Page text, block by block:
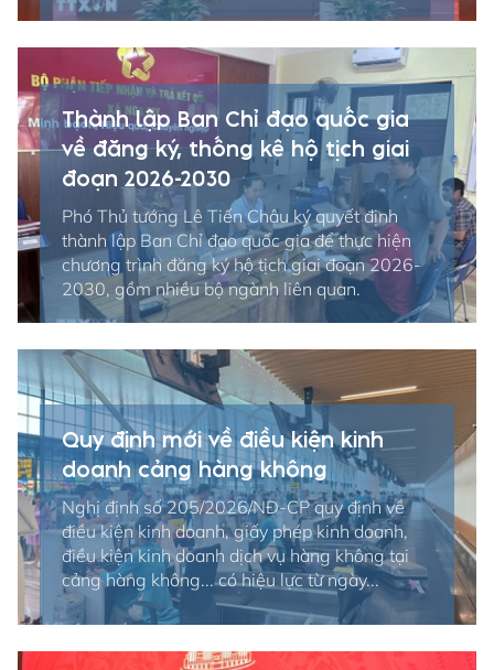
Thành lập Ban Chỉ đạo quốc gia
về đăng ký, thống kê hộ tịch giai
đoạn 2026-2030
Phó Thủ tướng Lê Tiến Châu ký quyết định
thành lập Ban Chỉ đạo quốc gia để thực hiện
chương trình đăng ký hộ tịch giai đoạn 2026-
2030, gồm nhiều bộ ngành liên quan.
Quy định mới về điều kiện kinh
doanh cảng hàng không
Nghị định số 205/2026/NĐ-CP quy định về
điều kiện kinh doanh, giấy phép kinh doanh,
điều kiện kinh doanh dịch vụ hàng không tại
cảng hàng không... có hiệu lực từ ngày...